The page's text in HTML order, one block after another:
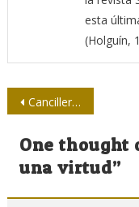
esta
(Holguín,
Navegación
de
entradas
Canciller cubano destaca rol de la comunicación en la política exterior
One thought
una virtud”